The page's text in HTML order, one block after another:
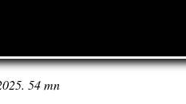
54 mn